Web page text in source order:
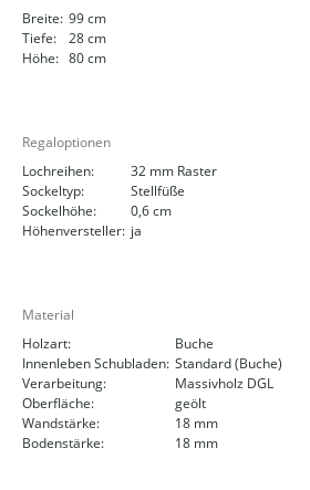
Breite: 99 cm
Tiefe:
28 cm
Höhe: 80 cm
Regaloptionen
Lochreihen:
32 mm Raster
Sockeltyp:
Stellfüße
Sockelhöhe:
0,6 cm
Höhenversteller: ja
Material
Holzart:
Buche
Innenleben Schubladen: Standard (Buche)
Verarbeitung:
Massivholz DGL
Oberfläche:
geölt
Wandstärke:
18 mm
Bodenstärke:
18 mm